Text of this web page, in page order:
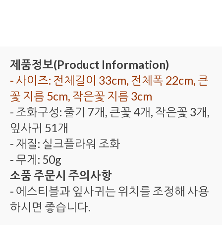
제품정보(Product Information)
- 사이즈: 전체길이 33cm, 전체폭 22cm, 큰
꽃 지름 5cm, 작은꽃 지름 3cm
- 조화구성: 줄기 7개, 큰꽃 4개, 작은꽃 3개,
잎사귀 51개
- 재질: 실크플라워 조화
- 무게: 50g
소품 주문시 주의사항
- 에스티블과 잎사귀는 위치를 조정해 사용
하시면 좋습니다.